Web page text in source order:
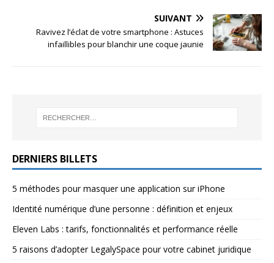
SUIVANT
Ravivez l’éclat de votre smartphone : Astuces
infaillibles pour blanchir une coque jaunie
DERNIERS BILLETS
5 méthodes pour masquer une application sur iPhone
Identité numérique d’une personne : définition et enjeux
Eleven Labs : tarifs, fonctionnalités et performance réelle
5 raisons d’adopter LegalySpace pour votre cabinet juridique